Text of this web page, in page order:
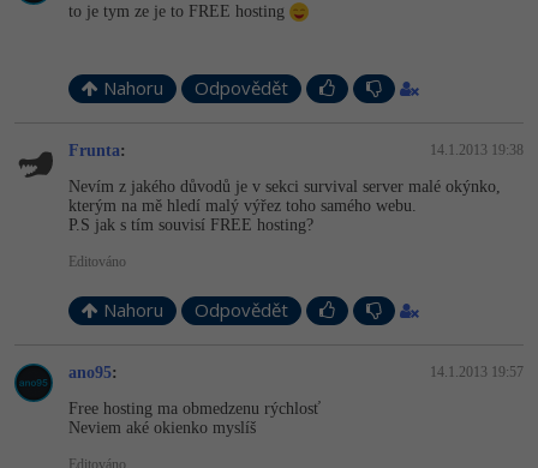
to je tym ze je to FREE hosting
Nahoru Odpovědět
Frunta: 14.1.2013 19:38
Nevím z jakého důvodů je v sekci survival server malé okýnko,
kterým na mě hledí malý výřez toho samého webu.
P.S jak s tím souvisí FREE hosting?
Editováno
Nahoru Odpovědět
ano95: 14.1.2013 19:57
Free hosting ma obmedzenu rýchlosť
Neviem aké okienko myslíš
Editováno